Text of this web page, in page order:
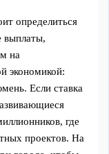
определиться
выплаты,
на
экономикой:
Если ставка
где
проектов. На